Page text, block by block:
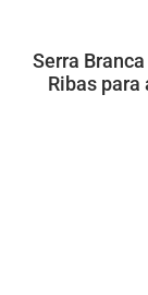
Serra
Ribas para